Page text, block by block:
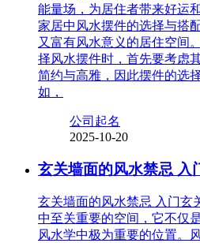
能量场，为居住者带来好运
家居中风水摆件的选择与搭
又富有风水意义的居住空间
择风水摆件时，首先要考虑
简约与高雅，因此摆件的选
如，
公司起名
2025-10-20
玄关墙面的风水禁忌 入
玄关墙面的风水禁忌 入门玄
中至关重要的空间，它不仅
风水学中极为重要的位置。